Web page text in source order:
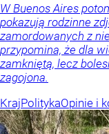
W Buenos Aires
pokazują rodzinne
zamordowanych z
przypomina, że dla
zamkniętą, lecz
zagojona.
KrajPolitykaOpinie i